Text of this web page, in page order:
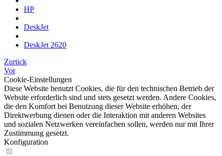
HP
DeskJet
DeskJet 2620
Zurück
Vor
Cookie-Einstellungen
Diese Website benutzt Cookies, die für den technischen Betrieb der
Website erforderlich sind und stets gesetzt werden. Andere Cookies,
die den Komfort bei Benutzung dieser Website erhöhen, der
Direktwerbung dienen oder die Interaktion mit anderen Websites
und sozialen Netzwerken vereinfachen sollen, werden nur mit Ihrer
Zustimmung gesetzt.
Konfiguration